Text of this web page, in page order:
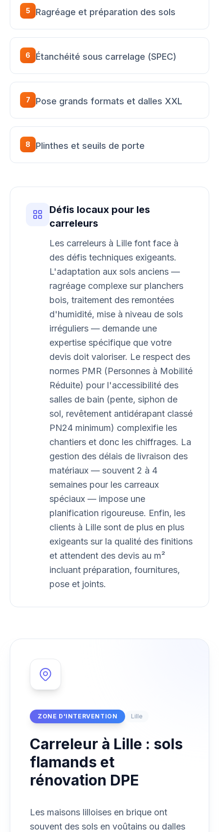
5 Ragréage et préparation des sols
6 Étanchéité sous carrelage (SPEC)
7 Pose grands formats et dalles XXL
8 Plinthes et seuils de porte
Défis locaux pour les
carreleurs
Les carreleurs à Lille font face à
des défis techniques exigeants.
L'adaptation aux sols anciens —
ragréage complexe sur planchers
bois, traitement des remontées
d'humidité, mise à niveau de sols
irréguliers — demande une
expertise spécifique que votre
devis doit valoriser. Le respect des
normes PMR (Personnes à Mobilité
Réduite) pour l'accessibilité des
salles de bain (pente, siphon de
sol, revêtement antidérapant classé
PN24 minimum) complexifie les
chantiers et donc les chiffrages. La
gestion des délais de livraison des
matériaux — souvent 2 à 4
semaines pour les carreaux
spéciaux — impose une
planification rigoureuse. Enfin, les
clients à Lille sont de plus en plus
exigeants sur la qualité des finitions
et attendent des devis au m²
incluant préparation, fournitures,
pose et joints.
ZONE D'INTERVENTION Lille
Carreleur à Lille : sols
flamands et
rénovation DPE
Les maisons lilloises en brique ont
souvent des sols en voûtains ou dalles